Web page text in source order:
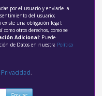
por el usuario y enviarle la
del usuario;
existe una obligación legal;
otros derechos, como se
Adicional: Puede
de Datos en nuestra Política
.